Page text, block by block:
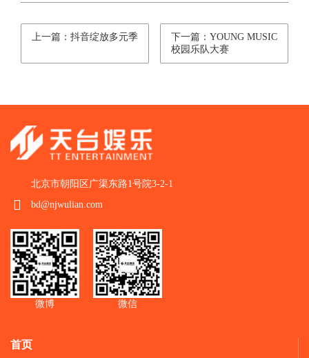
上一篇：抖音绽放多元季
下一篇：YOUNG MUSIC
校园乐队大赛
北京市朝阳区广渠东路1号院3-2-1
bd@njwulian.com
微博 微信
首页